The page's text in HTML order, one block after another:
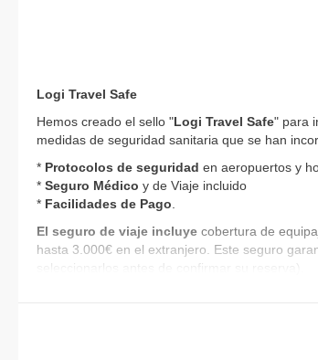
Logi Travel Safe
Hemos creado el sello "Logi Travel Safe" para
medidas de seguridad sanitaria que se han
* Protocolos de seguridad en aeropuertos y
* Seguro Médico y de Viaje incluido
* Facilidades de Pago
El seguro de viaje incluye cobertura de
hasta 3.000€ en el extranjero. Este seguro
seleccionarlos antes de confirmar su reserva).